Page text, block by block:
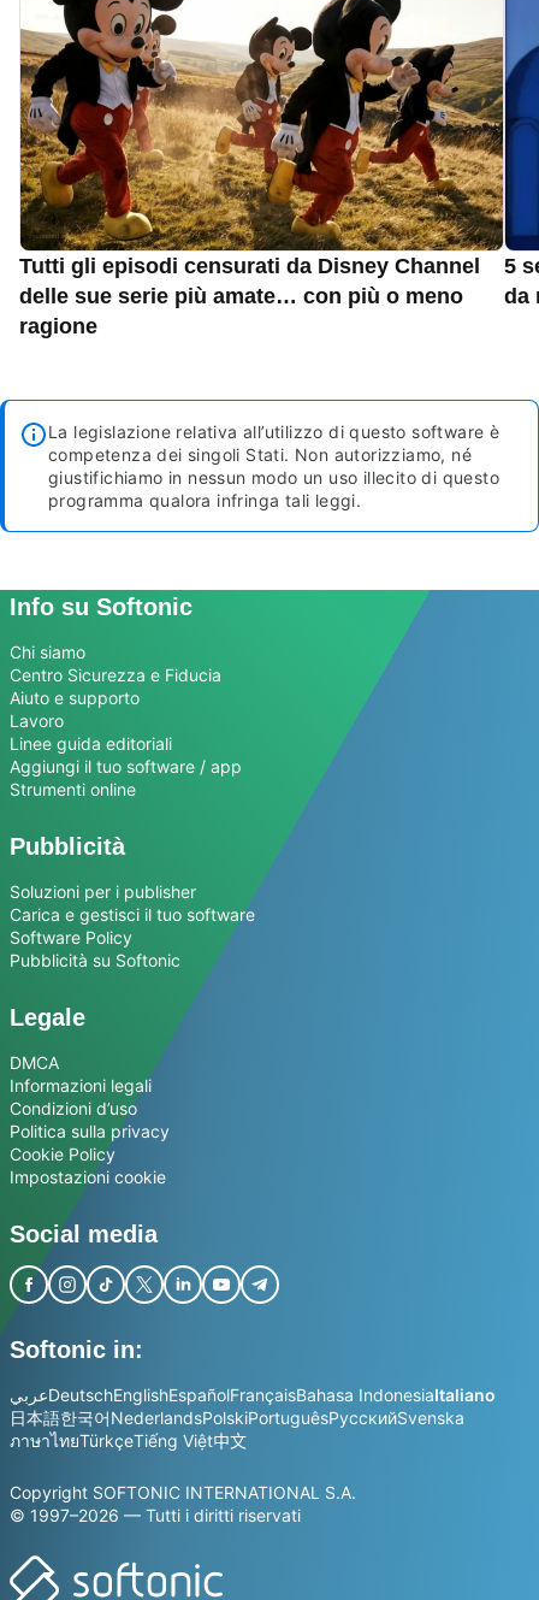
Tutti gli episodi censurati da Disney Channel
delle sue serie più amate… con più o meno
ragione
5
da
La legislazione relativa all’utilizzo di questo software è
competenza dei singoli Stati. Non autorizziamo, né
giustifichiamo in nessun modo un uso illecito di questo
programma qualora infringa tali leggi.
Info su Softonic
Chi siamo
Centro Sicurezza e Fiducia
Aiuto e supporto
Lavoro
Linee guida editoriali
Aggiungi il tuo software / app
Strumenti online
Pubblicità
Soluzioni per i publisher
Carica e gestisci il tuo software
Software Policy
Pubblicità su Softonic
Legale
DMCA
Informazioni legali
Condizioni d’uso
Politica sulla privacy
Cookie Policy
Impostazioni cookie
Social media
Softonic in:
عربيDeutschEnglishEspañolFrançaisBahasa IndonesiaItaliano
日本語한국어NederlandsPolskiPortuguêsРусскийSvenska
ภาษาไทยTürkçeTiếng Việt中文
Copyright SOFTONIC INTERNATIONAL S.A.
© 1997–2026 — Tutti i diritti riservati